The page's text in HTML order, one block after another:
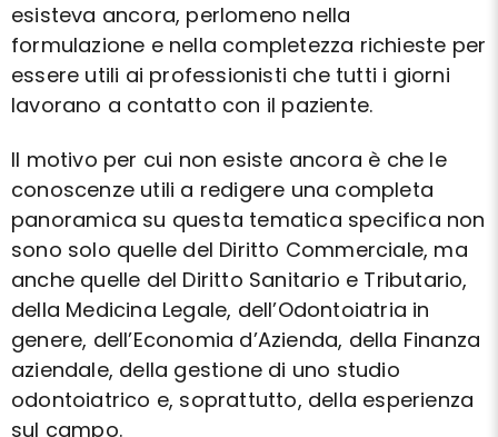
esisteva ancora, perlomeno nella
formulazione e nella completezza richieste per
essere utili ai professionisti che tutti i giorni
lavorano a contatto con il paziente.
Il motivo per cui non esiste ancora è che le
conoscenze utili a redigere una completa
panoramica su questa tematica specifica non
sono solo quelle del Diritto Commerciale, ma
anche quelle del Diritto Sanitario e Tributario,
della Medicina Legale, dell’Odontoiatria in
genere, dell’Economia d’Azienda, della Finanza
aziendale, della gestione di uno studio
odontoiatrico e, soprattutto, della esperienza
sul campo.